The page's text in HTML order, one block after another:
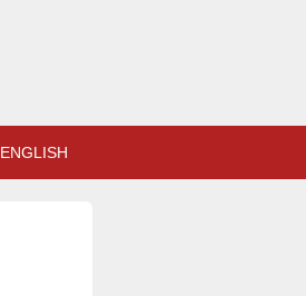
ENGLISH